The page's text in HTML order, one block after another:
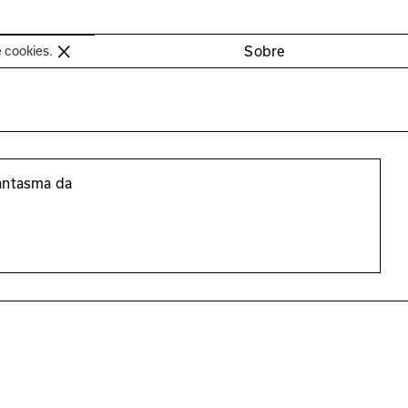
Sobre
cookies.
da